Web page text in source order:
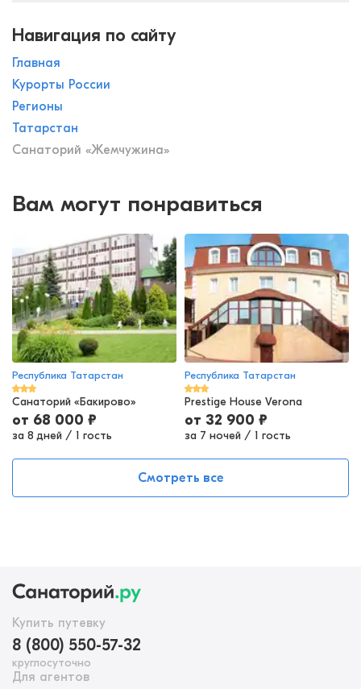
Навигация по сайту
Главная
Курорты России
Регионы
Татарстан
Санаторий «Жемчужина»
Вам могут понравиться
Республика Татарстан
Санаторий «Бакирово»
от 68 000 ₽
за 8 дней / 1 гость
Республика Татарстан
Prestige House Verona
от 32 900 ₽
за 7 ночей / 1 гость
Смотреть все
Купить путевку
8 (800) 550-57-32
круглосуточно
Для агентов